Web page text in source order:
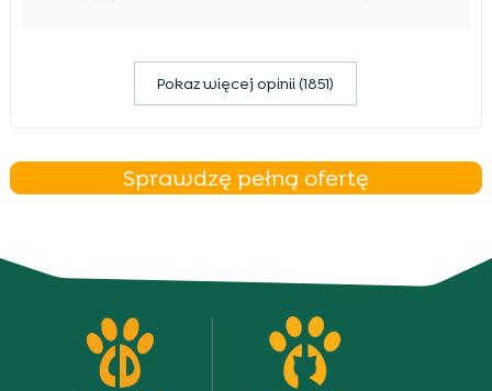
Pokaz więcej opinii (1851)
Sprawdzę pełną ofertę